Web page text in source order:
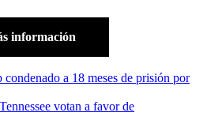
información
a 18 meses de prisión por
votan a favor de